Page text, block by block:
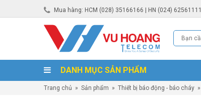
Mua hàng: HCM (028) 35166166 | HN (024) 62561111
DANH MỤC SẢN PHẨM
Trang chủ » Sản phẩm » Thiết bị báo động - báo cháy »